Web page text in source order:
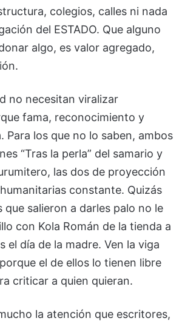
colegios, calles ni nada
del ESTADO. Que alguno
algo, es valor agregado,
no necesitan viralizar
fama, reconocimiento y
Para los que no lo saben, ambos
“Tras la perla” del samario y
las dos de proyección
constante. Quizás
que salieron a darles palo no le
con Kola Román de la tienda a
el día de la madre. Ven la viga
el de ellos lo tienen libre
criticar a quien quieran.
la atención que escritores,